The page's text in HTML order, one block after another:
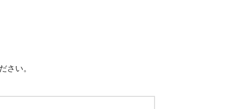
さい。